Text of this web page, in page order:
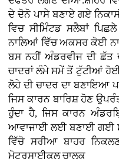
ਦੇ ਦੋਨੋ ਪਾਸੇ ਬਣਾਏ ਗਏ
ਵਿਚ ਸੀਮਿੰਟਡ ਸਲੈਬਾਂ
ਨਾਲਿਆਂ ਵਿੱਚ ਅਕਸਰ ਕੋਈ ਨਾ
ਬਸ ਨਹੀਂ ਅੰਡਰਵੀਜ ਦੀ ਛੱਤ
ਚਾਦਰਾਂ ਲੰਮੇ ਸਮੇਂ ਤੋਂ ਟੁੱਟੀਆਂ
ਲੋਹੇ ਦੀ ਚਾਦਰ ਦਾ ਬਣਾਇਆ
ਜਿਸ ਕਾਰਨ ਬਾਰਿਸ਼ ਹੋਣ
ਹੁੰਦਾ ਹੈ, ਜਿਸ ਕਾਰਨ
ਆਵਾਜਾਈ ਲਈ ਬਣਾਈ ਗਈ
ਵਿੱਚੋ ਸਰੀਆ ਬਾਹਰ
ਮੋਟਰਸਾਈਕਲ ਚਾਲਕ